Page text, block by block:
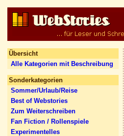
Übersicht
Alle Kategorien mit Beschreibung
Sonderkategorien
Sommer/Urlaub/Reise
Best of Webstories
Zum Weiterschreiben
Fan Fiction / Rollenspiele
Experimentelles